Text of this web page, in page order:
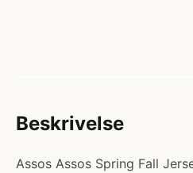
Beskrivelse
Assos Assos Spring Fall